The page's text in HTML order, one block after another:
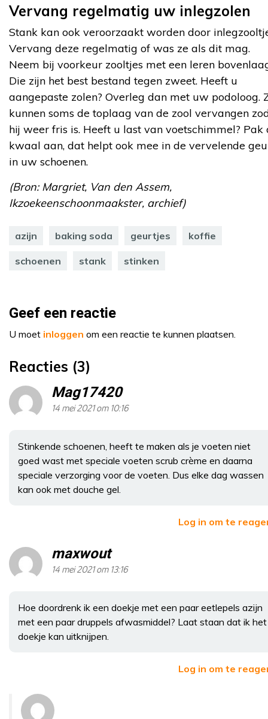
Vervang regelmatig uw inlegzolen
Stank kan ook veroorzaakt worden door
Vervang deze regelmatig of was ze als dit mag.
Neem bij voorkeur zooltjes met een leren
Die zijn het best bestand tegen zweet. Heeft u
aangepaste zolen? Overleg dan met uw podoloog.
kunnen soms de toplaag van de zool vervangen
hij weer fris is. Heeft u last van voetschimmel? Pak
kwaal aan, dat helpt ook mee in de vervelende
in uw schoenen.
(Bron: Margriet, Van den Assem,
Ikzoekeenschoonmaakster, archief)
azijn baking soda geurtjes koffie
schoenen stank stinken
Geef een reactie
U moet inloggen om een reactie te kunnen plaatsen.
Reacties (3)
Mag17420
14 mei 2021 om 10:16
Stinkende schoenen, heeft te maken als je voeten niet
goed wast met speciale voeten scrub crème en daarna
speciale verzorging voor de voeten. Dus elke dag wassen
kan ook met douche gel.
Log in om te
maxwout
14 mei 2021 om 13:16
Hoe doordrenk ik een doekje met een paar eetlepels azijn
met een paar druppels afwasmiddel? Laat staan dat ik het
doekje kan uitknijpen.
Log in om te